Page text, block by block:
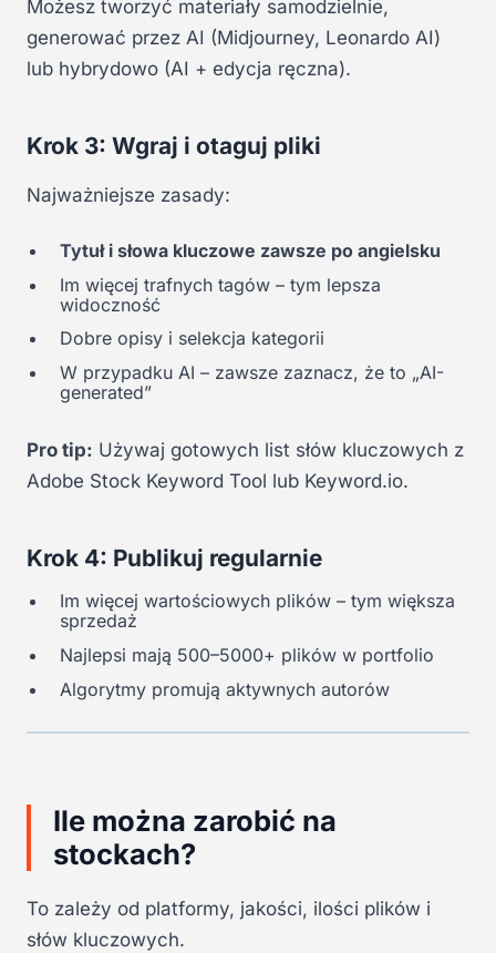
Możesz tworzyć materiały samodzielnie,
generować przez AI (Midjourney, Leonardo AI)
lub hybrydowo (AI + edycja ręczna).
Krok 3: Wgraj i otaguj pliki
Najważniejsze zasady:
Tytuł i słowa kluczowe zawsze po angielsku
Im więcej trafnych tagów – tym lepsza
widoczność
Dobre opisy i selekcja kategorii
W przypadku AI – zawsze zaznacz, że to „AI-
generated”
Pro tip: Używaj gotowych list słów kluczowych z
Adobe Stock Keyword Tool lub Keyword.io.
Krok 4: Publikuj regularnie
Im więcej wartościowych plików – tym większa
sprzedaż
Najlepsi mają 500–5000+ plików w portfolio
Algorytmy promują aktywnych autorów
Ile można zarobić na
stockach?
To zależy od platformy, jakości, ilości plików i
słów kluczowych.